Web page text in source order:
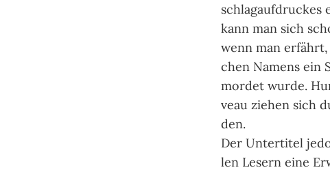
schlag­auf­druckes
kann man sich
wenn man
chen Na­mens ein
mor­det wur­de.
veau zie­hen sich
den.
Der Unter­titel
len Le­sern eine